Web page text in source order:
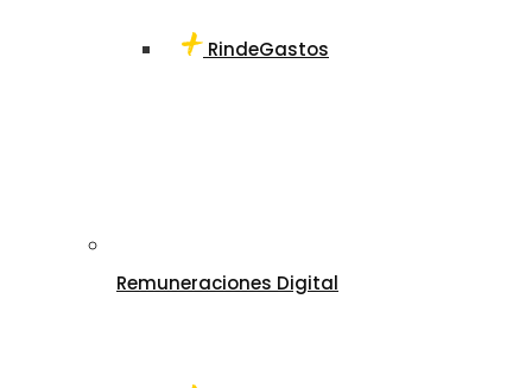
RindeGastos
Remuneraciones Digital